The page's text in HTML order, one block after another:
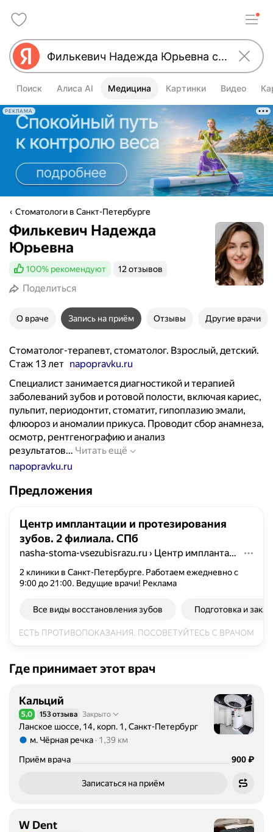
Поиск Алиса AI Медицина Картинки Видео
РЕКЛАМА
Стоматологи в Санкт-Петербурге
Филькевич Надежда
Юрьевна
100% рекомендуют 12 отзывов
Поделиться
О враче Запись на приём Отзывы Другие врачи
Стоматолог-терапевт, стоматолог. Взрослый, детский.
Стаж 13 лет napopravku.ru
Специалист занимается диагностикой и терапией
заболеваний зубов и ротовой полости, включая кариес,
пульпит, периодонтит, стоматит, гипоплазию эмали,
флюороз и аномалии прикуса. Проводит сбор анамнеза,
осмотр, рентгенографию и анализ
результатов… Читать ещё
л
и
с
т
з
н
м
е
т
и
о
napopravku.ru
Предложения
Центр имплантации и протезирования
зубов. 2 филиала. СПб
nasha-stoma-vsezubisrazu.ru › Центр имплантации и протезирования зубов. 2 филиала. СПб
2 клиники в Санкт-Петербурге. Работаем ежедневно с
9:00 до 21:00. Ведущие врачи! Реклама
Все виды восстановления зубов Подготовка и
Где принимает этот врач
Кальций
Рейтинг 5,0 из 5
5,0 153 отзыва Закрыто
Ланское шоссе, 14, корп. 1, Санкт-Петербург
м. Чёрная речка
1,39 км
Приём врача
Цена
900₽
Записаться на приём
W Dent